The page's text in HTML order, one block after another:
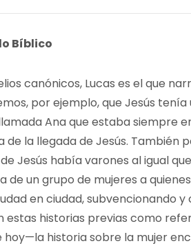
Bíblico
canónicos, Lucas es el que
por ejemplo, que Jesús
Ana que estaba siempre
de la llegada de Jesús. También
Jesús había varones al igual
de un grupo de mujeres a
en ciudad, subvencionando
estas historias previas como
hoy—la historia sobre la mujer